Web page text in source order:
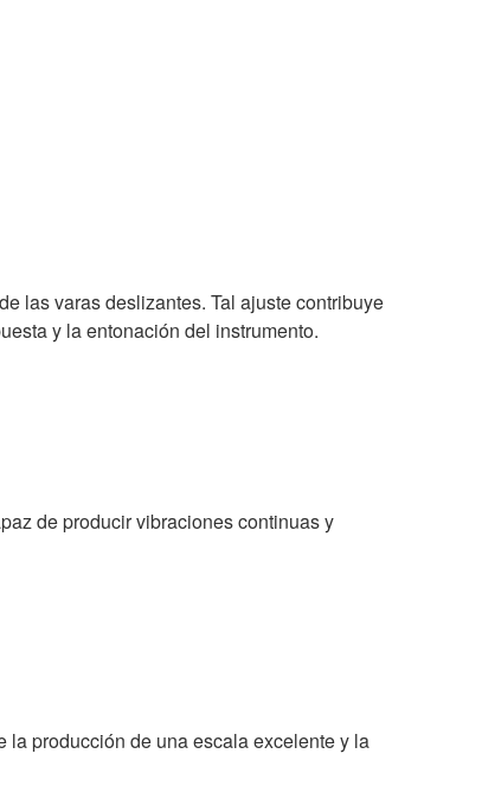
las varas deslizantes. Tal ajuste contribuye
y la entonación del instrumento.
de producir vibraciones continuas y
la producción de una escala excelente y la